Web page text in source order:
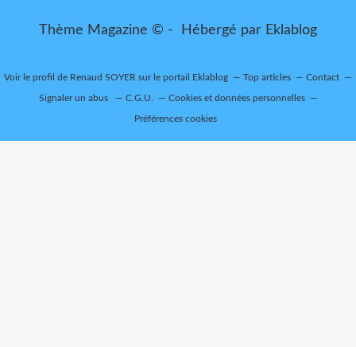
Thème Magazine © - Hébergé par Eklablog
Voir le profil de Renaud SOYER sur le portail Eklablog Top articles Contact
Signaler un abus C.G.U. Cookies et données personnelles
Préférences cookies